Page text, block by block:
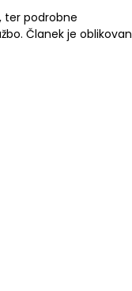
ter podrobne
Članek je oblikovan